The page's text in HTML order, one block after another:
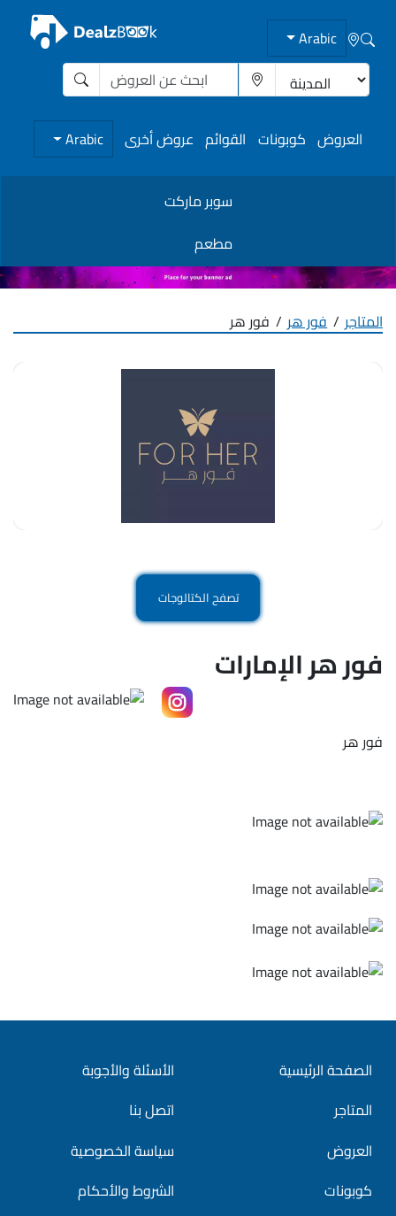
Arabic
العروض كوبونات القوائم عروض أخرى Arabic
سوبر ماركت
مطعم
المتاجر فور هر فور هر
تصفح الكتالوجات
فور هر الإمارات
فور هر
الصفحة الرئيسية
المتاجر
العروض
كوبونات
الأسئلة والأجوبة
اتصل بنا
سياسة الخصوصية
الشروط والأحكام